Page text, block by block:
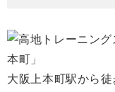
大阪上本町駅から